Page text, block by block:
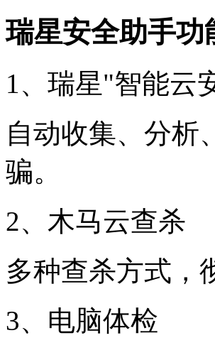
瑞星安全助手功
1、瑞星"智能云
自动收集、分析
骗。
2、木马云查杀
多种查杀方式，
3、电脑体检